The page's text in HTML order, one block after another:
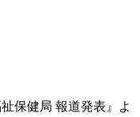
保健局 報道発表』よ